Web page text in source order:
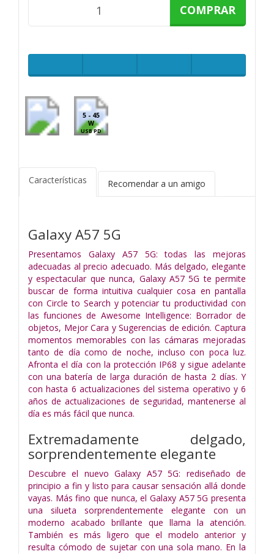
COMPRAR
5 - 45
W
USB PD
Características Recomendar a un amigo
Galaxy A57 5G
Presentamos Galaxy A57 5G: todas las mejoras
adecuadas al precio adecuado. Más delgado, elegante
y espectacular que nunca, Galaxy A57 5G te permite
buscar de forma intuitiva cualquier cosa en pantalla
con Circle to Search y potenciar tu productividad con
las funciones de Awesome Intelligence: Borrador de
objetos, Mejor Cara y Sugerencias de edición. Captura
momentos memorables con las cámaras mejoradas
tanto de día como de noche, incluso con poca luz.
Afronta el día con la protección IP68 y sigue adelante
con una batería de larga duración de hasta 2 días. Y
con hasta 6 actualizaciones del sistema operativo y 6
años de actualizaciones de seguridad, mantenerse al
día es más fácil que nunca.
Extremadamente delgado,
sorprendentemente elegante
Descubre el nuevo Galaxy A57 5G: rediseñado de
principio a fin y listo para causar sensación allá donde
vayas. Más fino que nunca, el Galaxy A57 5G presenta
una silueta sorprendentemente elegante con un
moderno acabado brillante que llama la atención.
También es más ligero que el modelo anterior y
resulta cómodo de sujetar con una sola mano. En la